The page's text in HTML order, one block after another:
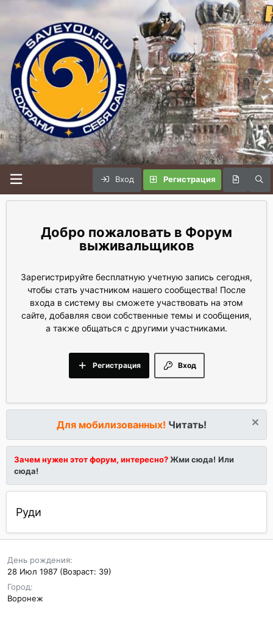
Вход Регистрация
Форум
выживальщиков
Зарегистрируйте бесплатную учетную запись сегодня,
чтобы стать участником нашего сообщества! После
входа в систему вы сможете участвовать на этом
сайте, добавляя свои собственные темы и сообщения,
а также общаться с другими участниками.
Вход
Регистрация
Для мобилизованных! Читать!
Зачем нужен этот форум, интересно?Жми сюда! Или
сюда!
Руди
День рождения
28 Июл 1987 (Возраст: 39)
Город
Воронеж